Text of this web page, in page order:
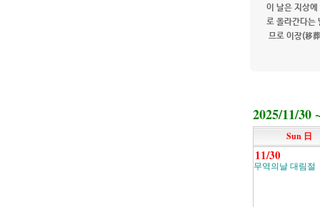
이 날은 지상
로 올라간다는
므로 이장(移
2025/11/30
Sun 日
11/30
무역의날 대림절